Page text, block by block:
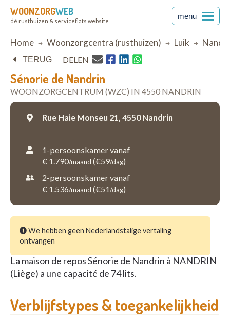
WOONZORGWEB
dé rusthuizen & serviceflats website
menu
Breadcrumb
Home Woonzorgcentra (rusthuizen) Luik
Sénorie de Nandrin
WOONZORGCENTRUM (WZC) IN 4550 NANDRIN
TERUG DELEN
Rue Haie Monseu 21, 4550 Nandrin
1-persoonskamer vanaf
€ 1.790/maand (€59/dag)
2-persoonskamer vanaf
€ 1.536/maand (€51/dag)
We hebben geen Nederlandstalige vertaling
ontvangen
La maison de repos Sénorie de Nandrin à NANDRIN
(Liège) a une capacité de 74 lits.
Verblijfstypes & toegankelijkheid